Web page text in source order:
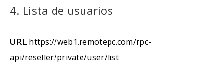
4. Lista de usuarios
URL:https://web1.remotepc.com/rpc-
api/reseller/private/user/list